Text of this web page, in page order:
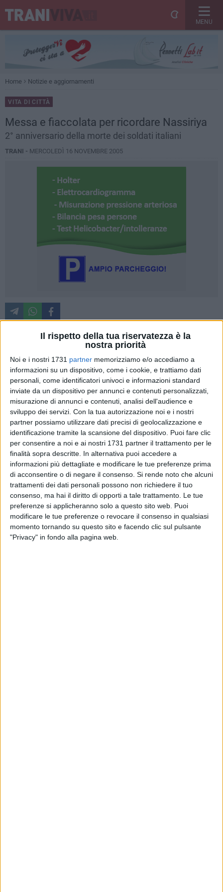
Il rispetto della tua riservatezza è la
nostra priorità
Noi e i nostri 1731 partner memorizziamo e/o accediamo a
informazioni su un dispositivo, come i cookie, e trattiamo dati
personali, come identificatori univoci e informazioni standard
inviate da un dispositivo per annunci e contenuti personalizzati,
misurazione di annunci e contenuti, analisi dell'audience e
sviluppo dei servizi. Con la tua autorizzazione noi e i nostri
partner possiamo utilizzare dati precisi di geolocalizzazione e
identificazione tramite la scansione del dispositivo. Puoi fare clic
per consentire a noi e ai nostri 1731 partner il trattamento per le
finalità sopra descritte. In alternativa puoi accedere a
informazioni più dettagliate e modificare le tue preferenze prima
di acconsentire o di negare il consenso. Si rende noto che alcuni
trattamenti dei dati personali possono non richiedere il tuo
consenso, ma hai il diritto di opporti a tale trattamento. Le tue
preferenze si applicheranno solo a questo sito web. Puoi
modificare le tue preferenze o revocare il consenso in qualsiasi
momento tornando su questo sito e facendo clic sul pulsante
"Privacy" in fondo alla pagina web.
MENU
Home Notizie e aggiornamenti
VITA DI CITTÀ
Messa e fiaccolata per ricordare Nassiriya
2° anniversario della morte dei soldati italiani
TRANI - MERCOLEDÌ 16 NOVEMBRE 2005
Nel 2° anniversario della morte dei nostri soldati Caduti a
Nassiriya in missione di pace, la Confraternita di
Misericordia di Trani, il giorno 17 novembre alle ore 18.00,
farà celebrare una Santa Messa.
La Santa Messa sarà celebrata dal Canonico, nonché
Correttore della Misericordia, don Gianni Curci, nella chiesa
dei SS. Angeli Custodi a Trani in via Papa Giovanni XXIII.
Dopo la celebrazione Eucaristica, dalla Chiesa partirà una
fiaccolata fino a Piazza Caduti di Nassirija, (piazza voluta
ardentemente dall'Amministrazione Comunale), per deporre
dei fiori.
Alla celebrazione sarà presente l'Appuntato dei Carabinieri
sopravvissuto all'agguato a Nassiriya, Antonio Altavilla.
Tutte le autorità civili e militari, associazioni d'arma e non,
tutti i cittadini sono invitati a partecipare a questo momento